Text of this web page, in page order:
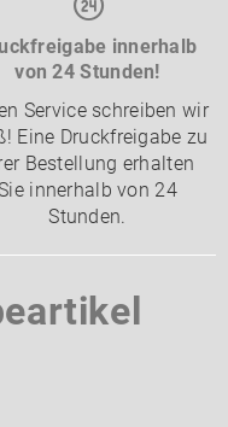
innerhalb
von 24 Stunden!
Service schreiben wir
Eine Druckfreigabe zu
Bestellung erhalten
innerhalb von 24
Stunden.